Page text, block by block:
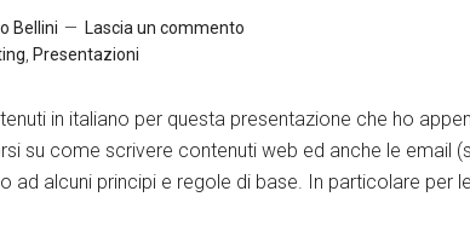
Bellini
Lascia un commento
Presentazioni
in italiano per questa presentazione che ho
su come scrivere contenuti web ed anche le email
ad alcuni principi e regole di base. In particolare per